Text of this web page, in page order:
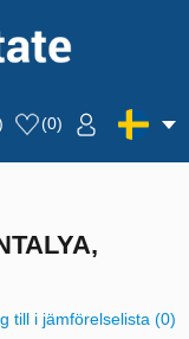
(0)
till i jämförelselista (0)